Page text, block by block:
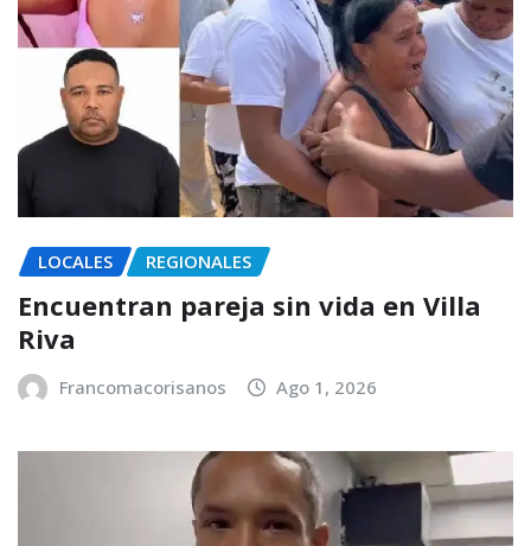
LOCALES REGIONALES
Encuentran pareja sin vida en Villa
Riva
Francomacorisanos Ago 1, 2026